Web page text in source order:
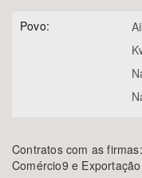
Povo:
Contratos com as
Comércio9 e